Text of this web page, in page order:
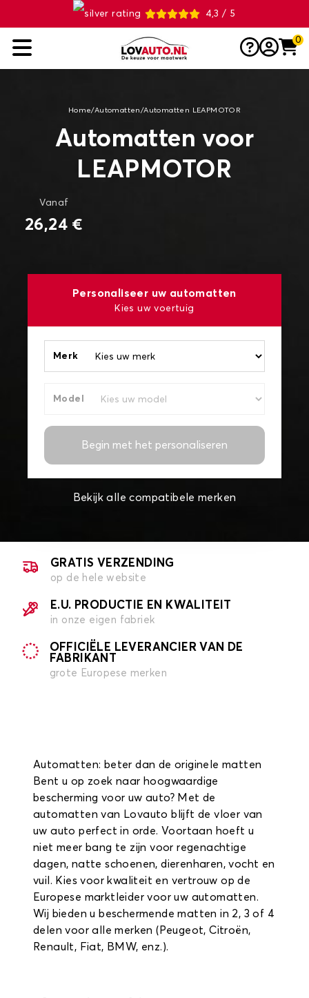
4,3 / 5
0
Home/Automatten /Automatten LEAPMOTOR
Automatten voor
LEAPMOTOR
Vanaf
26,24 €
Personaliseer uw automatten
Kies uw voertuig
Merk
Model
Begin met het personaliseren
Bekijk alle compatibele merken
GRATIS VERZENDING
op de hele website
E.U. PRODUCTIE EN KWALITEIT
in onze eigen fabriek
OFFICIËLE LEVERANCIER VAN DE
FABRIKANT
grote Europese merken
Automatten: beter dan de originele matten
Bent u op zoek naar hoogwaardige
bescherming voor uw auto? Met de
automatten van Lovauto blijft de vloer van
uw auto perfect in orde. Voortaan hoeft u
niet meer bang te zijn voor regenachtige
dagen, natte schoenen, dierenharen, vocht en
vuil. Kies voor kwaliteit en vertrouw op de
Europese marktleider voor uw automatten.
Wij bieden u beschermende matten in 2, 3 of 4
delen voor alle merken (Peugeot, Citroën,
Renault, Fiat, BMW, enz.).